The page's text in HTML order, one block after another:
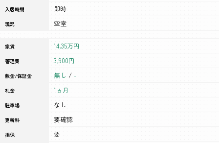
入居時期
即時
現況 空室
家賃 14.35万円
管理費 3,900円
敷金/保証金 無し / -
礼金 1ヵ月
駐車場 なし
更新料 要確認
損保 要